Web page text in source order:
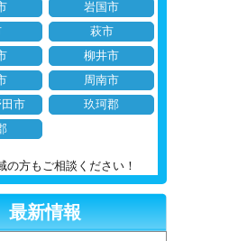
岩国市
萩市
柳井市
周南市
市
玖珂郡
の方もご相談ください！
最新情報